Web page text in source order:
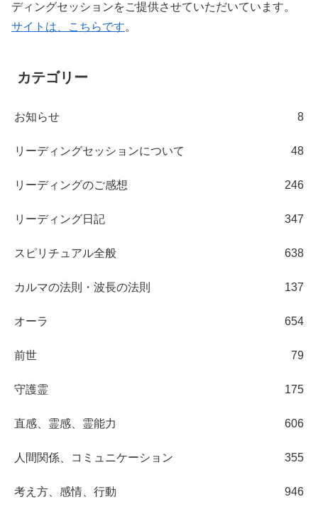
ディングセッションをご提供させていただいています。
サイトは、こちらです。
カテゴリー
お知らせ 8
リーディングセッションについて 48
リーディングのご感想 246
リーディング日記 347
スピリチュアル全般 638
カルマの法則・波長の法則 137
オーラ 654
前世 79
守護霊 175
直感、霊感、霊能力 606
人間関係、コミュニケーション 355
考え方、感情、行動 946